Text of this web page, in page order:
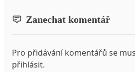
Zanechat komentář
Pro přidávání komentářů se
přihlásit.